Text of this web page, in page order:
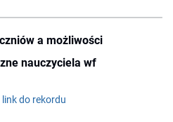
a możliwości
nauczyciela wf
link do rekordu